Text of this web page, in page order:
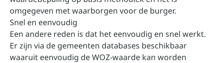
omgegeven met waarborgen voor de burger.
Snel en eenvoudig
Een andere reden is dat het eenvoudig en snel werkt.
Er zijn via de gemeenten databases beschikbaar
waaruit eenvoudig de WOZ-waarde kan worden